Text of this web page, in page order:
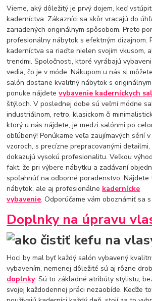
Vieme, aký dôležitý je prvý dojem, keď
kaderníctva. Zákazníci sa skôr vracajú do
zariadených originálnym spôsobom. Preto
profesionálny nábytok s efektným dizajnom.
kaderníctva sa riaďte nielen svojim vkusom,
trendmi. Spoločnosti, ktoré vyrábajú
vedia, čo je v móde. Nákupom u nás si
salón dostane kvalitný nábytok s
ponuke nájdetevybavenie kaderníckych
štýloch. V poslednej dobe sú veľmi módne
industriálnom, retro, klasickom či
ktorý u nás nájdete, je medzi salónmi po
obľúbený! Ponúkame veľa zaujímavých sérií
vzoroch, s precízne prepracovanými
dokazujú vysokú profesionalitu. Veľkou
fakt, že pri výbere nábytku a zadávaní
spoľahnúť na odborné poradenstvo.
nábytok, ale aj profesionálne kadernícke
vybavenie. Odporúčame vám oboznámiť sa
Doplnky na úpravu
Hoci by mal byť každý salón vybavený
vybavením, nemenej dôležité sú aj rôzne
doplnky. Sú to základné atribúty stylistu,
svojej každodennej práci nezaobíde. Keďže